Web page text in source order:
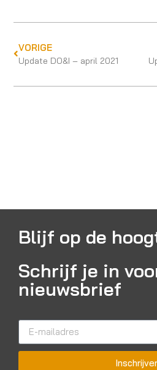
VORIGE
Update DO&I – april 2021
Blijf op de
Schrijf je in
nieuwsbrief